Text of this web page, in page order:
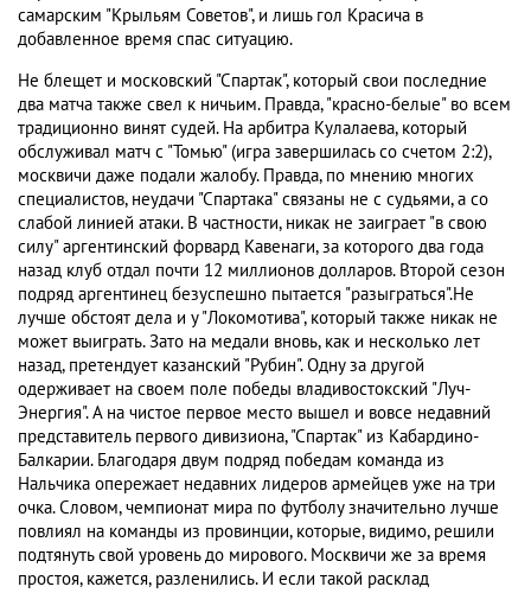
самарским "Крыльям Советов", и лишь гол Красича в
добавленное время спас ситуацию.
Не блещет и московский "Спартак", который свои последние
два матча также свел к ничьим. Правда, "красно-белые" во всем
традиционно винят судей. На арбитра Кулалаева, который
обслуживал матч с "Томью" (игра завершилась со счетом 2:2),
москвичи даже подали жалобу. Правда, по мнению многих
специалистов, неудачи "Спартака" связаны не с судьями, а со
слабой линией атаки. В частности, никак не заиграет "в свою
силу" аргентинский форвард Кавенаги, за которого два года
назад клуб отдал почти 12 миллионов долларов. Второй сезон
подряд аргентинец безуспешно пытается "разыграться".Не
лучше обстоят дела и у "Локомотива", который также никак не
может выиграть. Зато на медали вновь, как и несколько лет
назад, претендует казанский "Рубин". Одну за другой
одерживает на своем поле победы владивостокский "Луч-
Энергия". А на чистое первое место вышел и вовсе недавний
представитель первого дивизиона, "Спартак" из Кабардино-
Балкарии. Благодаря двум подряд победам команда из
Нальчика опережает недавних лидеров армейцев уже на три
очка. Словом, чемпионат мира по футболу значительно лучше
повлиял на команды из провинции, которые, видимо, решили
подтянуть свой уровень до мирового. Москвичи же за время
простоя, кажется, разленились. И если такой расклад